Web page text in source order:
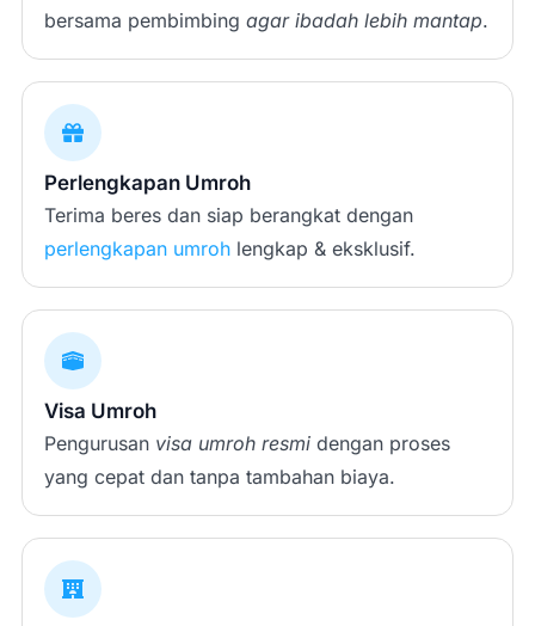
bersama pembimbing agar ibadah lebih mantap.
Perlengkapan Umroh
Terima beres dan siap berangkat dengan
perlengkapan umroh lengkap & eksklusif.
Visa Umroh
Pengurusan visa umroh resmi dengan proses
yang cepat dan tanpa tambahan biaya.